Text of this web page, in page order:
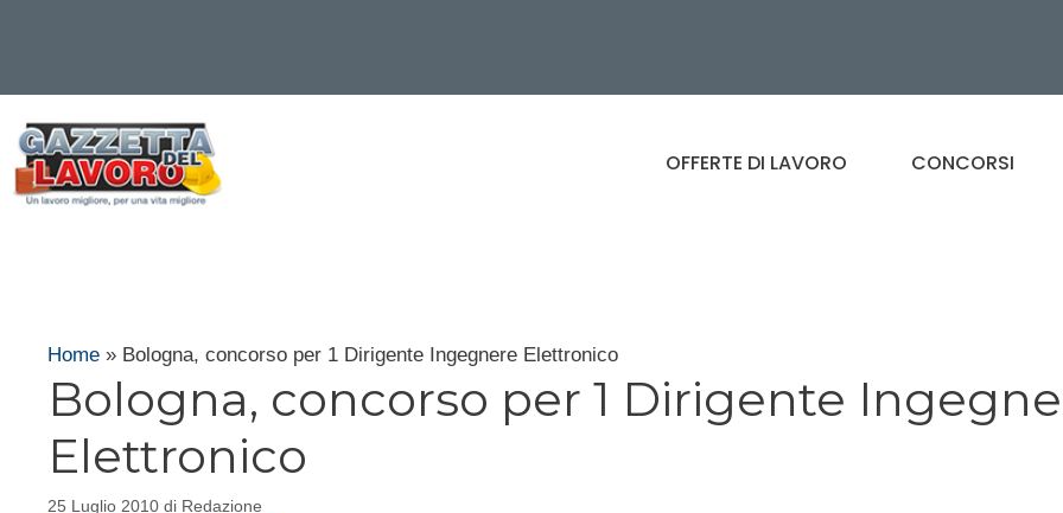
contenuto
OFFERTE DI LAVORO CONCORSI
Home » Bologna, concorso per 1 Dirigente Ingegnere Elettronico
Bologna, concorso per 1 Dirigente
Elettronico
25 Luglio 2010 di Redazione